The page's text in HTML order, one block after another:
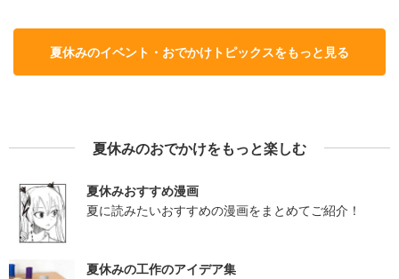
夏休みのイベント・おでかけトピックスをもっと見る
夏休みのおでかけをもっと楽しむ
夏休みおすすめ漫画
夏に読みたいおすすめの漫画をまとめてご紹介！
夏休みの工作のアイデア集